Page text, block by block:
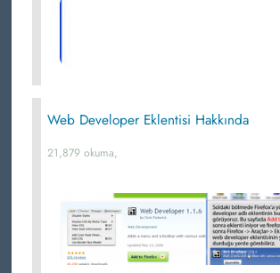
Web Developer Eklentisi Hakkında
21,879 okuma,